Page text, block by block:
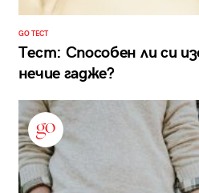
GO ТЕСТ
Тест: Способен ли си
нечие гадже?